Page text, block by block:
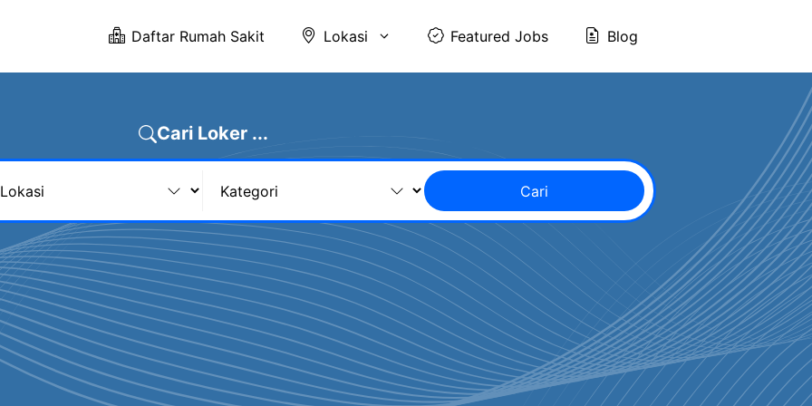
Daftar Rumah Sakit Lokasi Featured Jobs Blog
Cari Loker ...
Cari